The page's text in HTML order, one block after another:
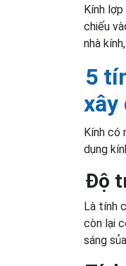
Kính
chiếu
nhà
5
xây
Kính có
dụng
Độ
Là tính
còn lại
sáng